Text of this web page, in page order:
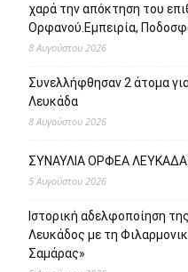
χαρά την απόκτηση του
Ορφανού.Εμπειρία,
8 Αυγούστου 2026
Συνελλήφθησαν 2 άτομα
Λευκάδα
8 Αυγούστου 2026
ΣΥΝΑΥΛΙΑ ΟΡΦΕΑ
5 Αυγούστου 2026
Ιστορική αδελφοποίηση
Λευκάδος με τη
Σαμάρας»